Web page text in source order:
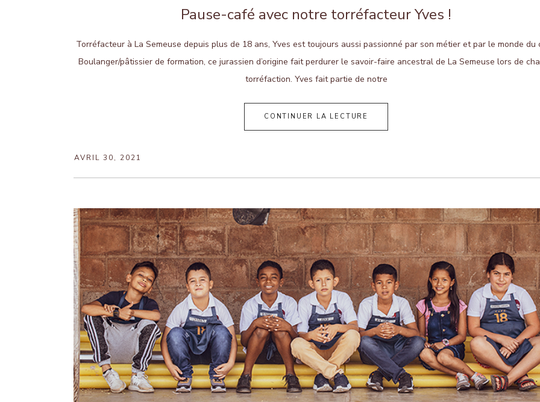
Pause-café avec notre torréfacteur Yves !
Torréfacteur à La Semeuse depuis plus de 18 ans, Yves est toujours aussi passionné par son métier et par le monde du
Boulanger/pâtissier de formation, ce jurassien d’origine fait perdurer le savoir-faire ancestral de La Semeuse lors de
torréfaction. Yves fait partie de notre
CONTINUER LA LECTURE
AVRIL 30, 2021